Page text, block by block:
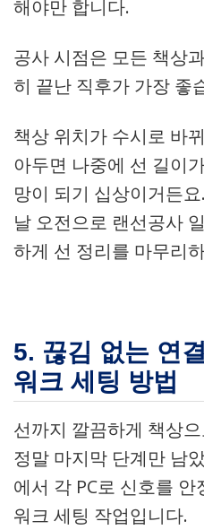
해야만 합니다.
공사 시점은 모든 책상
히 끝난 직후가 가장 좋
책상 위치가 수시로 바
아두면 나중에 선 길이
망이 되기 십상이거든
날 오전으로 랜선공사
하게 선 정리를 마무리
5. 끊김 없는 연
워크 세팅 방법
선까지 깔끔하게 책상
정말 마지막 단계만 남
에서 각 PC로 신호를
워크 세팅 작업입니다.